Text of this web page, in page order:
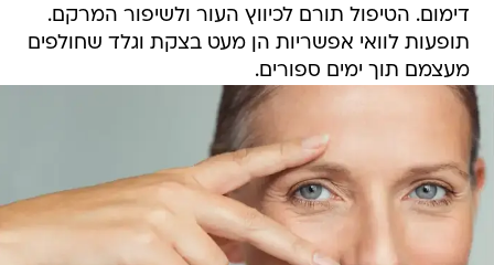
דימום. הטיפול תורם לכיווץ העור ולשיפור המרקם.
תופעות לוואי אפשריות הן מעט בצקת וגלד שחולפים
מעצמם תוך ימים ספורים.